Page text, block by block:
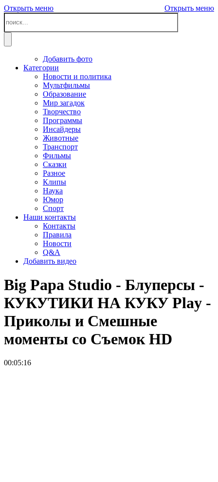
Открыть меню Открыть меню
Добавить фото
Категории
Новости и политика
Мультфильмы
Образование
Мир загадок
Творчество
Программы
Инсайдеры
Животные
Транспорт
Фильмы
Сказки
Разное
Клипы
Наука
Юмор
Спорт
Наши контакты
Контакты
Правила
Новости
Q&A
Добавить видео
Big Papa Studio - Блуперсы -
КУКУТИКИ НА КУКУ Play -
Приколы и Смешные
моменты со Съемок HD
00:05:16